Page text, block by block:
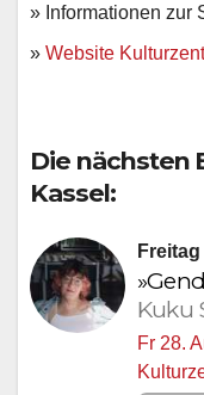
» Informationen zur
» Website
Die nächsten
Kassel:
Kuku
Fr 28.